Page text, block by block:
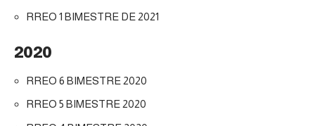
RREO 1 BIMESTRE DE 2021
2020
RREO 6 BIMESTRE 2020
RREO 5 BIMESTRE 2020